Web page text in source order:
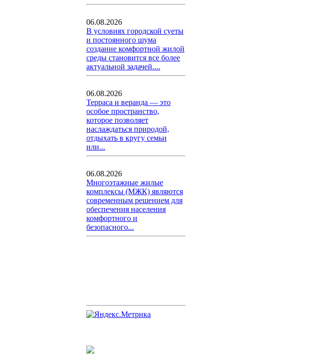
06.08.2026
В условиях городской суеты
и постоянного шума
создание комфортной жилой
среды становится все более
актуальной задачей....
06.08.2026
Терраса и веранда — это
особое пространство,
которое позволяет
наслаждаться природой,
отдыхать в кругу семьи
или...
06.08.2026
Многоэтажные жилые
комплексы (МЖК) являются
современным решением для
обеспечения населения
комфортного и
безопасного...